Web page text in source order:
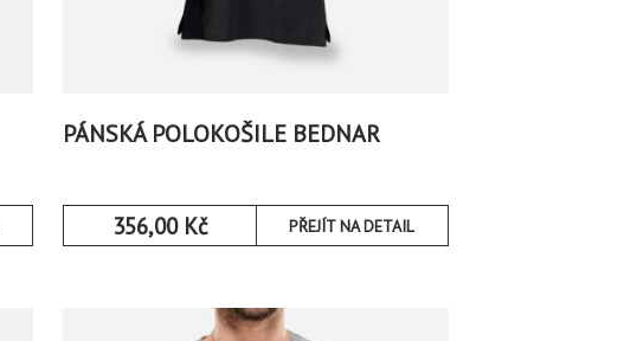
PÁNSKÁ POLOKOŠILE BEDNAR
356,00 Kč PŘEJÍT NA DETAIL